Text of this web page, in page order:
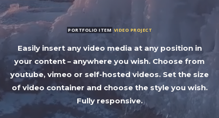
PORTFOLIO ITEM VIDEO PROJECT
Easily insert any video media at any position in
your content – anywhere you wish. Choose from
youtube, vimeo or self-hosted videos. Set the size
of video container and choose the style you wish.
Fully responsive.